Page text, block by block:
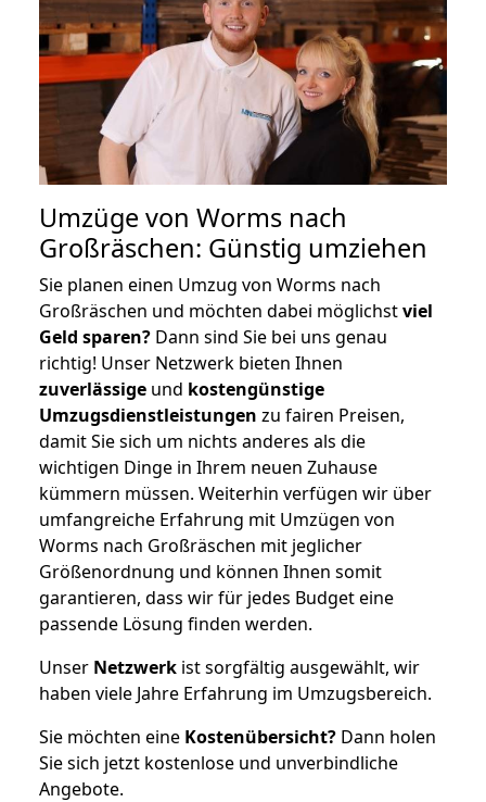
Umzüge von Worms nach
Großräschen: Günstig umziehen
Sie planen einen Umzug von Worms nach
Großräschen und möchten dabei möglichstviel
Geld sparen? Dann sind Sie bei uns genau
richtig! Unser Netzwerk bieten Ihnen
zuverlässige und kostengünstige
Umzugsdienstleistungen zu fairen Preisen,
damit Sie sich um nichts anderes als die
wichtigen Dinge in Ihrem neuen Zuhause
kümmern müssen. Weiterhin verfügen wir über
umfangreiche Erfahrung mit Umzügen von
Worms nach Großräschen mit jeglicher
Größenordnung und können Ihnen somit
garantieren, dass wir für jedes Budget eine
passende Lösung finden werden.
Unser Netzwerk ist sorgfältig ausgewählt, wir
haben viele Jahre Erfahrung im Umzugsbereich.
Sie möchten eine Kostenübersicht? Dann holen
Sie sich jetzt kostenlose und unverbindliche
Angebote.